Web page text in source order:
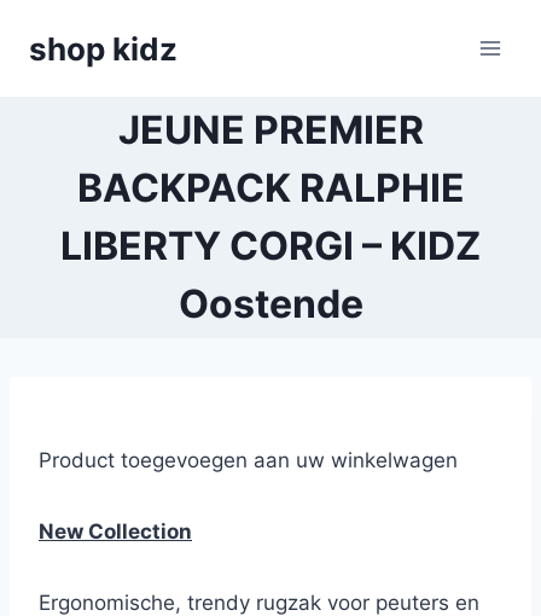
shop kidz
JEUNE PREMIER
BACKPACK RALPHIE
LIBERTY CORGI – KIDZ
Oostende
Product toegevoegen aan uw winkelwagen
New Collection
Ergonomische, trendy rugzak voor peuters en